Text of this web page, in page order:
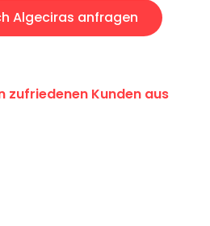
Algeciras anfragen
zufriedenen Kunden aus